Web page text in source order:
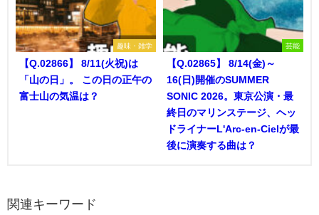
趣味・雑学
【Q.02866】 8/11(火祝)は
「山の日」。 この日の正午の
富士山の気温は？
芸能
【Q.02865】 8/14(金)～
16(日)開催のSUMMER
SONIC 2026。東京公演・最
終日のマリンステージ、ヘッ
ドライナーL'Arc-en-Cielが最
後に演奏する曲は？
関連キーワード